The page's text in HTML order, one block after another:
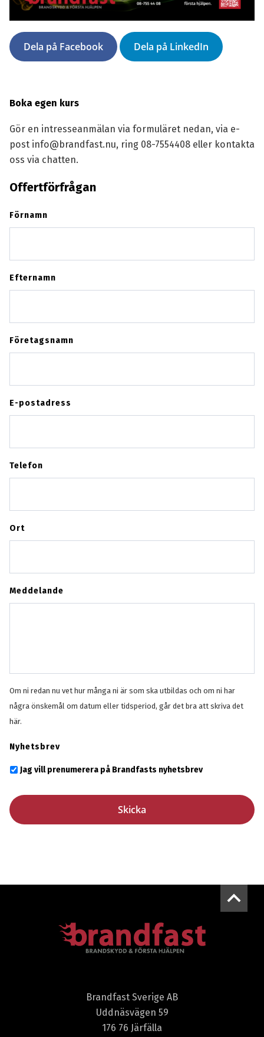
Dela på Facebook Dela på LinkedIn
Boka egen kurs
Gör en intresseanmälan via formuläret nedan, via e-
post info@brandfast.nu, ring 08-7554408eller kontakta
oss via chatten.
Offertförfrågan
Förnamn
Efternamn
Företagsnamn
E-postadress
Telefon
Ort
Meddelande
Om ni redan nu vet hur många ni är som ska utbildas och om ni har
några önskemål om datum eller tidsperiod, går det bra att skriva det
här.
Nyhetsbrev
Jag vill prenumerera på Brandfasts nyhetsbrev
Brandfast Sverige AB
Uddnäsvägen 59
176 76 Järfälla